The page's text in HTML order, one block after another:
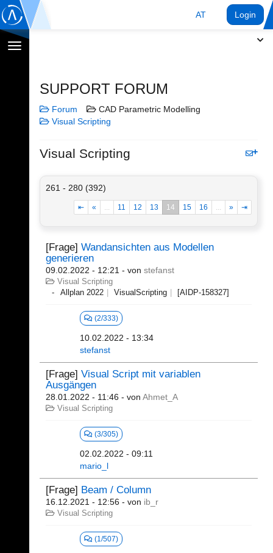
AT Login
Navigation
SUPPORT FORUM
Forum
CAD Parametric Modelling
Visual Scripting
Visual Scripting
261 - 280 (392)
⇤ « ... 11 12 13 14 15 16 ... » ⇥
[Frage] Wandansichten aus Modellen
generieren
09.02.2022 - 12:21 - von stefanst
Visual Scripting
Allplan 2022
VisualScripting [AIDP-158327]
(2/333)
10.02.2022 - 13:34
stefanst
[Frage] Visual Script mit variablen
Ausgängen
28.01.2022 - 11:46 - von Ahmet_A
Visual Scripting
(3/305)
02.02.2022 - 09:11
mario_l
[Frage] Beam / Column
16.12.2021 - 12:56 - von ib_r
Visual Scripting
(1/507)